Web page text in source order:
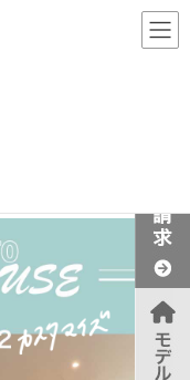
ウス見学会